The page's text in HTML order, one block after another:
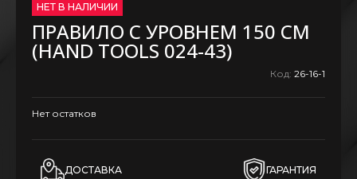
НЕТ В НАЛИЧИИ
ПРАВИЛО С УРОВНЕМ 150 СМ
(HAND TOOLS 024-43)
Код: 26-16-1
Нет остатков
ДОСТАВКА ГАРАНТИЯ